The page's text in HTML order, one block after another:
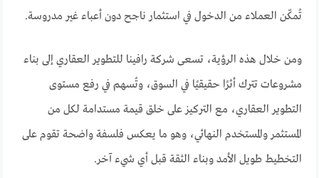
تُمكّن العملاء من الدخول في استثمار ناجح دون أعباء غير مدروسة.
ومن خلال هذه الرؤية، تسعى شركة رافينا للتطوير العقاري إلى بناء
مشروعات تترك أثرًا حقيقيًا في السوق، وتُسهم في رفع مستوى
التطوير العقاري، مع التركيز على خلق قيمة مستدامة لكل من
المستثمر والمستخدم النهائي، وهو ما يعكس فلسفة واضحة تقوم على
التخطيط طويل الأمد وبناء الثقة قبل أي شيء آخر.